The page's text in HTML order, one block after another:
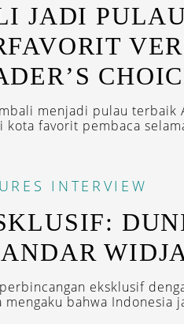
JADI
menjadi pulau terbaik
kota favorit pembaca
INTERVIEW
eksklusif
mengaku bahwa Indonesia